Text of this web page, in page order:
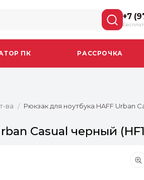
+7
ПК РАССРОЧКА
ва / Рюкзак для ноутбука HAFF Urban
Casual черный